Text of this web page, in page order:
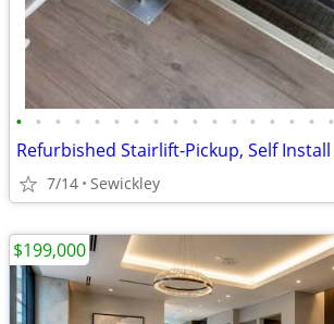
• • • • • • • • • • • • • • • • •
Refurbished Stairlift-Pickup, Self Install
7/14 Sewickley
$199,000